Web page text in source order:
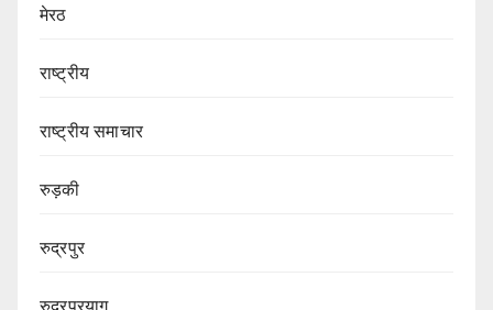
मेरठ
राष्ट्रीय
राष्ट्रीय समाचार
रुड़की
रुद्रपुर